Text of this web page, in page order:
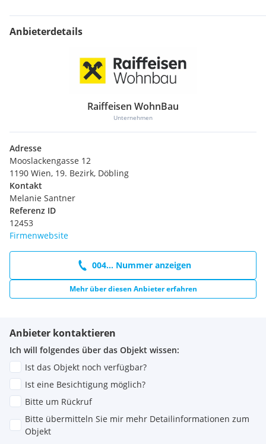
Anbieterdetails
Raiffeisen WohnBau
Unternehmen
Adresse
Mooslackengasse 12
1190 Wien, 19. Bezirk, Döbling
Kontakt
Melanie Santner
Referenz ID
12453
Firmenwebsite
004... Nummer anzeigen
Mehr über diesen Anbieter erfahren
Anbieter kontaktieren
Ich will folgendes über das Objekt wissen:
Ist das Objekt noch verfügbar?
Ist eine Besichtigung möglich?
Bitte um Rückruf
Bitte übermitteln Sie mir mehr Detailinformationen zum
Objekt